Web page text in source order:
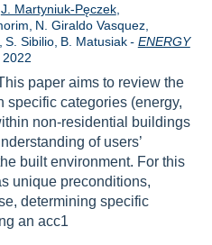
J. Martyniuk-Pęczek
N. Giraldo Vasquez
S. Sibilio B. Matusiak - ENERGY
Rok
2022
paper aims to review the
specific categories (energy,
non-residential buildings
of users’
built environment. For this
unique preconditions,
determining specific
an acc1